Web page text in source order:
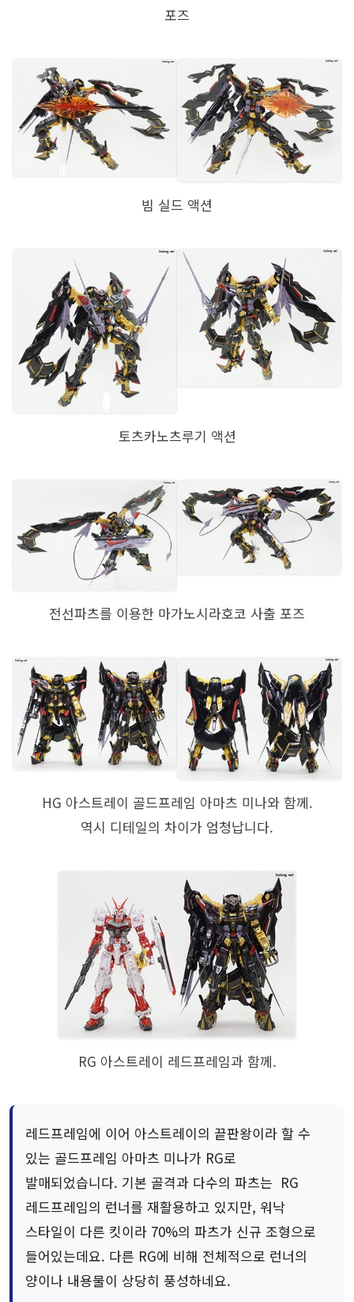
포즈
빔 실드 액션
토츠카노츠루기 액션
전선파츠를 이용한 마가노시라호코 사출 포즈
HG 아스트레이 골드프레임 아마츠 미나와 함께.
역시 디테일의 차이가 엄청납니다.
RG 아스트레이 레드프레임과 함께.
레드프레임에 이어 아스트레이의 끝판왕이라 할 수
있는 골드프레임 아마츠 미나가 RG로
발매되었습니다. 기본 골격과 다수의 파츠는 RG
레드프레임의 런너를 재활용하고 있지만, 워낙
스타일이 다른 킷이라 70%의 파츠가 신규 조형으로
들어있는데요. 다른 RG에 비해 전체적으로 런너의
양이나 내용물이 상당히 풍성하네요.